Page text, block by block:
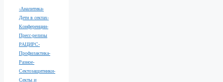
-Аналитика-
Дети в сектах-
Конференции-
Пресс-релизы
РАЦИРС-
Профилактика-
Разное-
Сектозащитники-
Секты и